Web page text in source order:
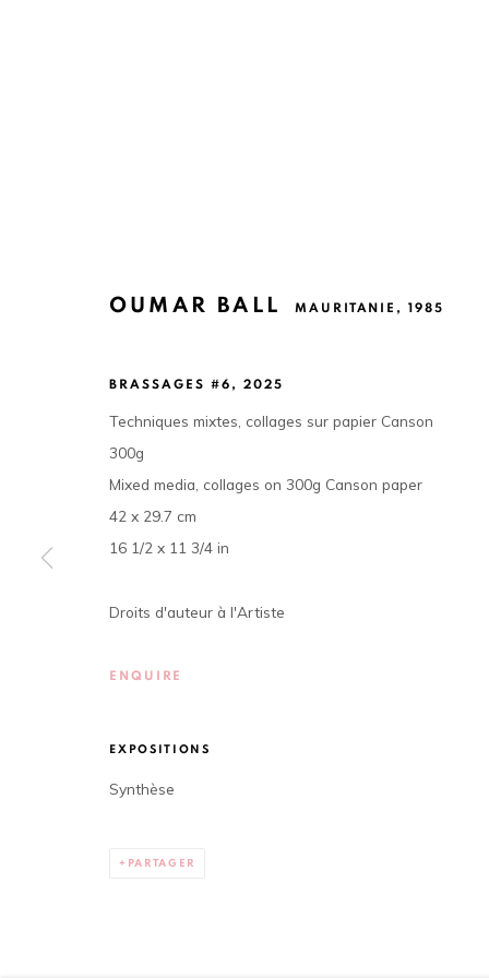
La galerie est ouverte, du mardi au samedi de 11h à 19h,
01 BP 2759 - Cocody Mermoz, Rue C 27 (près du
Tel. +225 27 22 54 04 61
Privacy Policy Cookie Policy
COPYRIGHT © 2026 LOUISIMONE GUIRANDOU GALLERY
OUMAR BALL MAURITANIE, 1985
BRASSAGES #6 , 2025
Techniques mixtes, collages sur papier Canson
300g
Mixed media, collages on 300g Canson paper
42 x 29.7 cm
16 1/2 x 11 3/4 in
Droits d'auteur à l'Artiste
ENQUIRE
EXPOSITIONS
Synthèse
PARTAGER